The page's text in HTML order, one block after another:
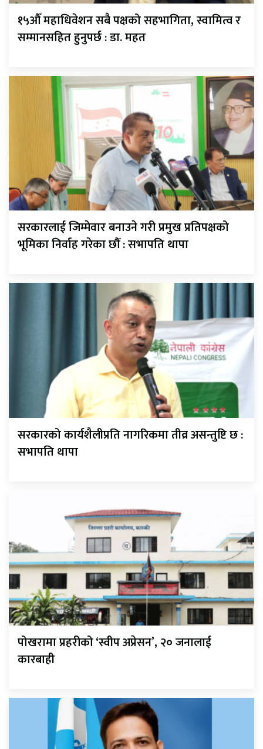
१५औँ महाधिवेशन सबै पक्षको सहभागिता, स्वामित्व र
सम्मानसहित हुनुपर्छ : डा. महत
सरकारलाई जिम्मेवार बनाउने गरी प्रमुख प्रतिपक्षको
भूमिका निर्वाह गरेका छौँ : सभापति थापा
सरकारको कार्यशैलीप्रति नागरिकमा तीव्र असन्तुष्टि छ :
सभापति थापा
पोखरामा प्रहरीको ‘स्वीप अप्रेसन’, २० जनालाई
कारबाही